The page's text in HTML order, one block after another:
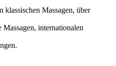
klassischen Massagen, über
internationalen